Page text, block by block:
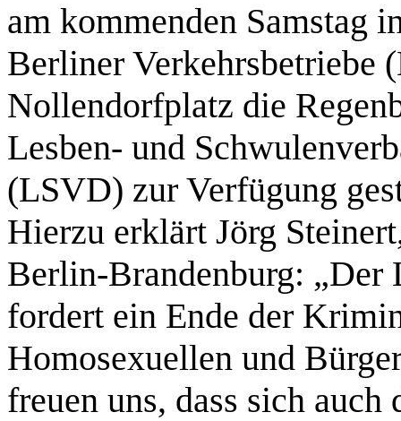
am kommenden Samstag
Berliner Verkehrsbetriebe
Nollendorfplatz die
Lesben- und
(LSVD) zur Verfügung
Hierzu erklärt Jörg
Berlin-Brandenburg: „Der
fordert ein Ende der
Homosexuellen und
freuen uns, dass sich